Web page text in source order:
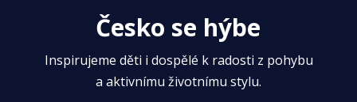
Česko se hýbe
Inspirujeme děti i dospělé k radosti z pohybu
a aktivnímu životnímu stylu.